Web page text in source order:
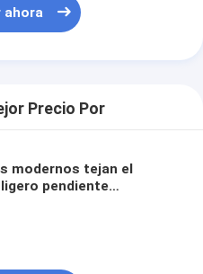
ahora
Precio Por
modernos tejan el
pendiente